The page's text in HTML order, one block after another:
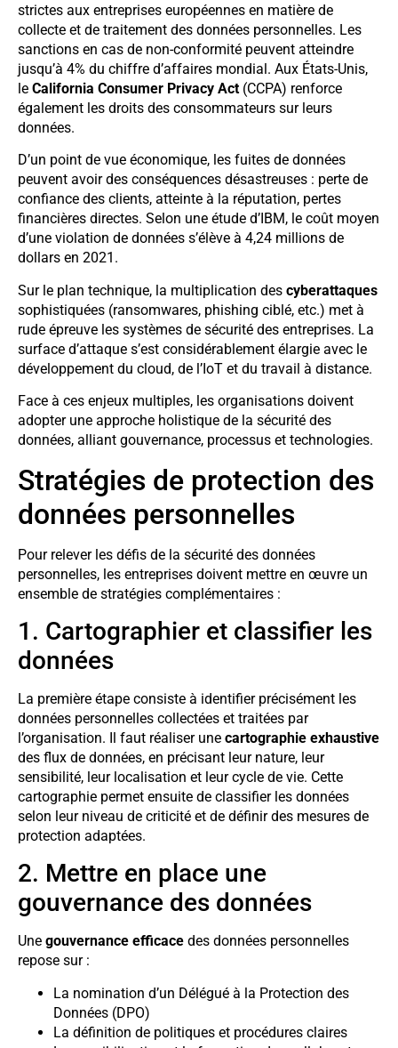
strictes aux entreprises européennes en matière de
collecte et de traitement des données personnelles. Les
sanctions en cas de non-conformité peuvent atteindre
jusqu’à 4% du chiffre d’affaires mondial. Aux États-Unis,
le California Consumer Privacy Act (CCPA) renforce
également les droits des consommateurs sur leurs
données.
D’un point de vue économique, les fuites de données
peuvent avoir des conséquences désastreuses : perte de
confiance des clients, atteinte à la réputation, pertes
financières directes. Selon une étude d’IBM, le coût moyen
d’une violation de données s’élève à 4,24 millions de
dollars en 2021.
Sur le plan technique, la multiplication des cyberattaques
sophistiquées (ransomwares, phishing ciblé, etc.) met à
rude épreuve les systèmes de sécurité des entreprises. La
surface d’attaque s’est considérablement élargie avec le
développement du cloud, de l’IoT et du travail à distance.
Face à ces enjeux multiples, les organisations doivent
adopter une approche holistique de la sécurité des
données, alliant gouvernance, processus et technologies.
Stratégies de protection des
données personnelles
Pour relever les défis de la sécurité des données
personnelles, les entreprises doivent mettre en œuvre un
ensemble de stratégies complémentaires :
1. Cartographier et classifier les
données
La première étape consiste à identifier précisément les
données personnelles collectées et traitées par
l’organisation. Il faut réaliser une cartographie exhaustive
des flux de données, en précisant leur nature, leur
sensibilité, leur localisation et leur cycle de vie. Cette
cartographie permet ensuite de classifier les données
selon leur niveau de criticité et de définir des mesures de
protection adaptées.
2. Mettre en place une
gouvernance des données
Une gouvernance efficace des données personnelles
repose sur :
La nomination d’un Délégué à la Protection des
Données (DPO)
La définition de politiques et procédures claires